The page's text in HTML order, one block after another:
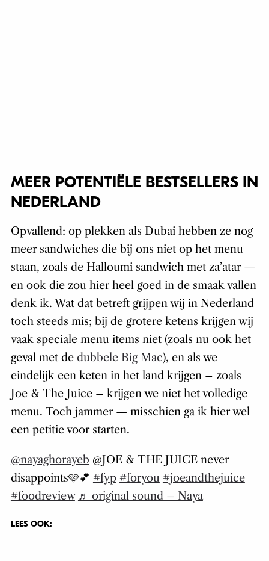
MEER POTENTIËLE BESTSELLERS IN
NEDERLAND
Opvallend: op plekken als Dubai hebben ze nog
meer sandwiches die bij ons niet op het menu
staan, zoals de Halloumi sandwich met za’atar —
en ook die zou hier heel goed in de smaak vallen
denk ik. Wat dat betreft grijpen wij in Nederland
toch steeds mis; bij de grotere ketens krijgen wij
vaak speciale menu items niet (zoals nu ook het
geval met de dubbele Big Mac), en als we
eindelijk een keten in het land krijgen – zoals
Joe & The Juice – krijgen we niet het volledige
menu. Toch jammer — misschien ga ik hier wel
een petitie voor starten.
@nayaghorayeb @JOE & THE JUICE never
disappoints🩷💕 #fyp #foryou #joeandthejuice
#foodreview ♬ original sound – Naya
LEES OOK: